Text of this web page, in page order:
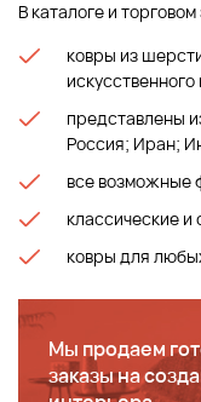
В каталоге и торговом
ковры из
представлены
Россия; Иран;
все возможные
классические
ковры для
Мы продаем
заказы на